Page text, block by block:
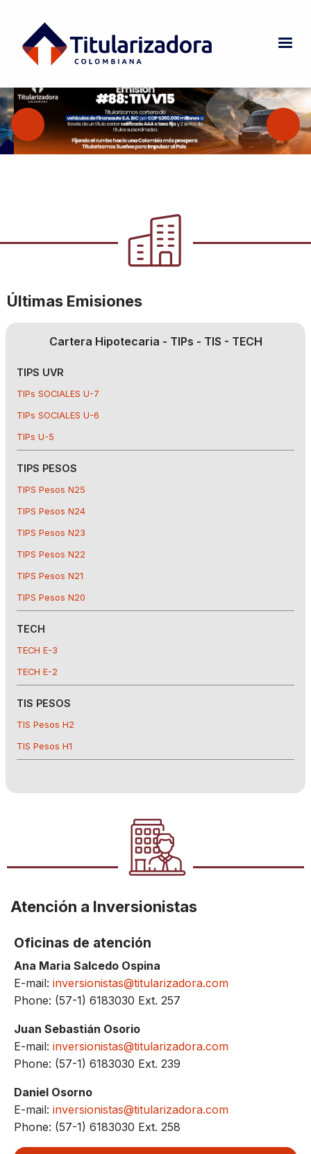
Últimas Emisiones
Cartera Hipotecaria - TIPs - TIS - TECH
TIPS UVR
TIPs SOCIALES U-7
TIPs SOCIALES U-6
TIPs U-5
TIPS PESOS
TIPS Pesos N25
TIPS Pesos N24
TIPS Pesos N23
TIPS Pesos N22
TIPS Pesos N21
TIPS Pesos N20
TECH
TECH E-3
TECH E-2
TIS PESOS
TIS Pesos H2
TIS Pesos H1
Atención a Inversionistas
Oficinas de atención
Ana Maria Salcedo Ospina
E-mail: inversionistas@titularizadora.com
Phone: (57-1) 6183030 Ext. 257
Juan Sebastián Osorio
E-mail: inversionistas@titularizadora.com
Phone: (57-1) 6183030 Ext. 239
Daniel Osorno
E-mail: inversionistas@titularizadora.com
Phone: (57-1) 6183030 Ext. 258